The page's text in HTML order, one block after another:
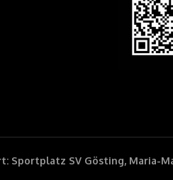
Sportplatz SV Gösting, Maria-